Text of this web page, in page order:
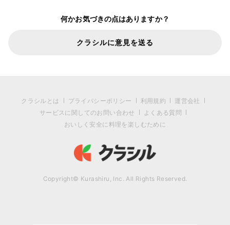
何かお気づきの点はありますか？
クラシルに意見を送る
クラシルとは プライバシーポリシー 利用規約
運営会社
サービスに関してのお問い合わせ
よくある質問
おいしく安全に料理を楽しむために
Copyright© Kurashiru, Inc. All Rights Reserved.